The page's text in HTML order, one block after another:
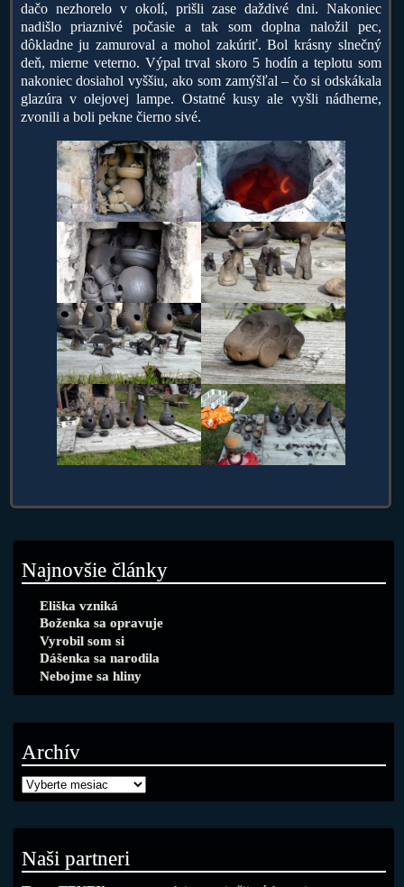
dačo nezhorelo v okolí, prišli zase daždivé dni. Nakoniec
nadišlo priaznivé počasie a tak som doplna naložil pec,
dôkladne ju zamuroval a mohol zakúriť. Bol krásny slnečný
deň, mierne veterno. Výpal trval skoro 5 hodín a teplotu som
nakoniec dosiahol vyššiu, ako som zamýšľal – čo si odskákala
glazúra v olejovej lampe. Ostatné kusy ale vyšli nádherne,
zvonili a boli pekne čierno sivé.
Najnovšie články
Eliška vzniká
Boženka sa opravuje
Vyrobil som si
Dášenka sa narodila
Nebojme sa hliny
Archív
Naši partneri